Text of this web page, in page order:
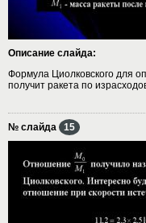
Описание слайда:
Формула Циолковского для
получит ракета по
№ слайда 15